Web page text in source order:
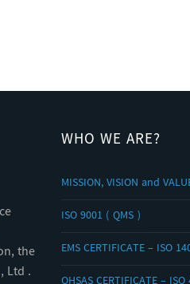
the
Ltd .
WHO WE ARE?
MISSION, VISION and
ISO 9001 ( QMS )
EMS CERTIFICATE – ISO